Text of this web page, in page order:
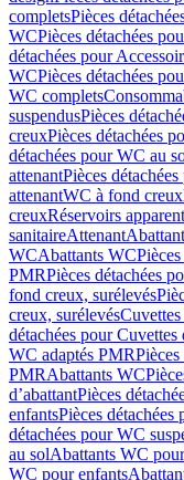
completsPièces
WCPièces détachées
détachées pour
WCPièces détachées
WC complets
suspendusPièces
creuxPièces détachées
détachées pour WC au
attenantPièces
attenantWC à fond creux
creuxRéservoirs
sanitaireAttenant
WCAbattants WC
PMRPièces détachées
fond creux, surélevés
creux, surélevés
détachées pour
WC adaptés PMR
PMRAbattants WC
d’abattantPièces
enfantsPièces
détachées pour WC
au solAbattants WC
WC pour enfants